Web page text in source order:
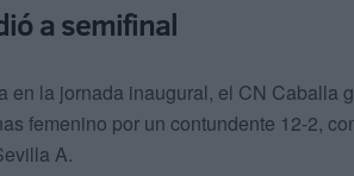
a semifinal
en la jornada inaugural, el CN Caballa
femenino por un contundente 12-2,
A.